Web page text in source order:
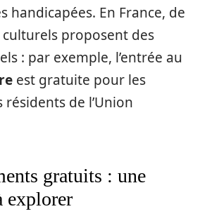
handicapées. En France, de
proposent des
: par exemple, l’entrée au
est gratuite pour les
de l’Union
gratuits : une
explorer